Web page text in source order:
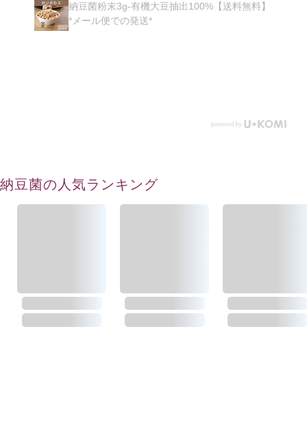
納豆菌粉末3g-有機大豆抽出100%【送料無料】
*メール便での発送*
納豆菌の人気ランキング